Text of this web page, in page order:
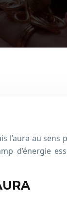
l’aura au
d’énergie